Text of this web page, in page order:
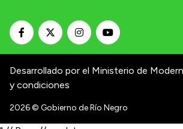
Desarrollado por el Ministerio de
y condiciones
2026© Gobierno de Río Negro